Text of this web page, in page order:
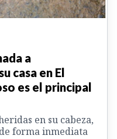
a
casa en El
es el principal
en su cabeza,
forma inmediata